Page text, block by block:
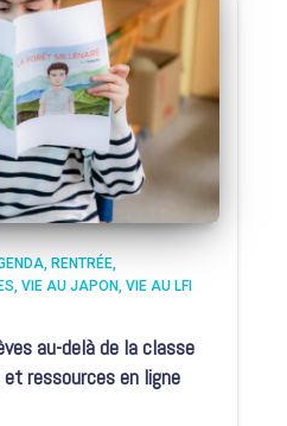
RENTRÉE
VIE AU JAPON VIE AU LFI
au-delà de la classe
ressources en ligne